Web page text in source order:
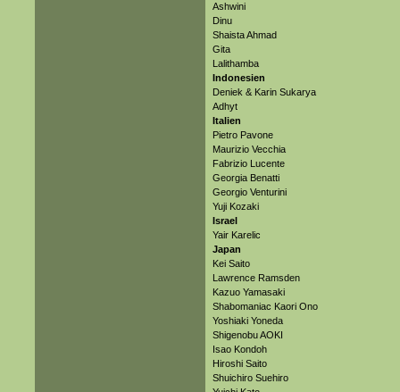
Ashwini
Dinu
Shaista Ahmad
Gita
Lalithamba
Indonesien
Deniek & Karin Sukarya
Adhyt
Italien
Pietro Pavone
Maurizio Vecchia
Fabrizio Lucente
Georgia Benatti
Georgio Venturini
Yuji Kozaki
Israel
Yair Karelic
Japan
Kei Saito
Lawrence Ramsden
Kazuo Yamasaki
Shabomaniac Kaori Ono
Yoshiaki Yoneda
Shigenobu AOKI
Isao Kondoh
Hiroshi Saito
Shuichiro Suehiro